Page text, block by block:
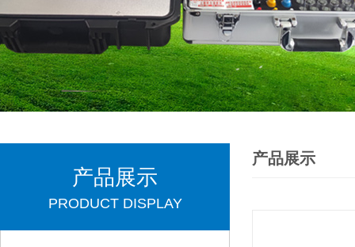
产品展示
PRODUCT DISPLAY
产品展示